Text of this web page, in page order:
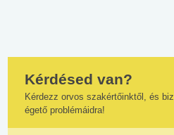
Kérdésed van?
Kérdezz orvos szakértőinktől, és
égető problémáidra!